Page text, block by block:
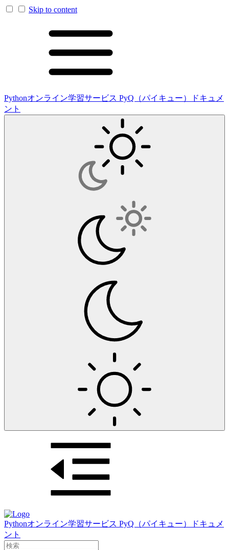
Skip to content
Pythonオンライン学習サービス PyQ（パイキュー）ドキュメ
ント
Pythonオンライン学習サービス PyQ（パイキュー）ドキュメ
ント